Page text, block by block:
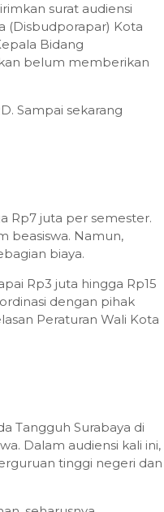
surat audiensi
(Disbudporapar) Kota
Bidang
belum memberikan
Sampai sekarang
Rp7 juta per semester.
beasiswa. Namun,
biaya.
Rp3 juta hingga Rp15
dengan pihak
Peraturan Wali Kota
Tangguh Surabaya di
Dalam audiensi kali ini,
tinggi negeri dan